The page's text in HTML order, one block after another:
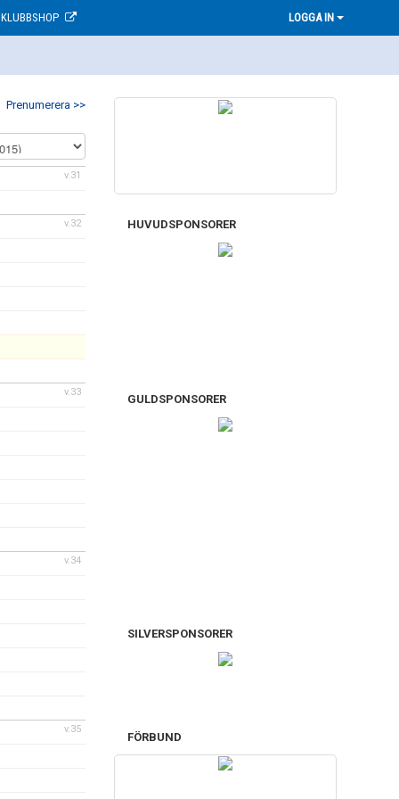
KLUBBSHOP LOGGA IN
Prenumerera >>
v.31
v.32
v.33
v.34
v.35
HUVUDSPONSORER
GULDSPONSORER
SILVERSPONSORER
FÖRBUND